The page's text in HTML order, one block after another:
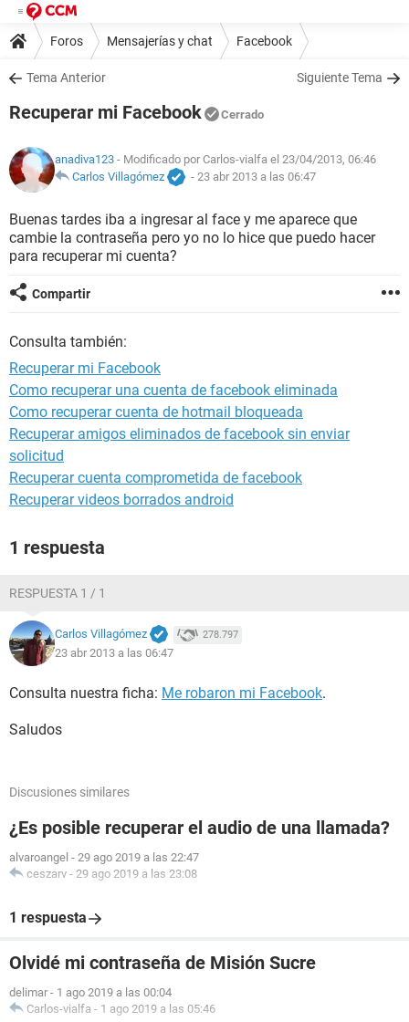
Foros Mensajerías y chat Facebook
Tema Anterior Siguiente Tema
Recuperar mi Facebook Cerrado
anadiva123 - Modificado por Carlos-vialfa el 23/04/2013, 06:46
Carlos Villagómez
- 23 abr 2013 a las 06:47
Buenas tardes iba a ingresar al face y me aparece que
cambie la contraseña pero yo no lo hice que puedo hacer
para recuperar mi cuenta?
Compartir
Consulta también:
Recuperar mi Facebook
Como recuperar una cuenta de facebook eliminada
Como recuperar cuenta de hotmail bloqueada
Recuperar amigos eliminados de facebook sin enviar
solicitud
Recuperar cuenta comprometida de facebook
Recuperar videos borrados android
1 respuesta
RESPUESTA 1 / 1
Carlos Villagómez 278.797
23 abr 2013 a las 06:47
Consulta nuestra ficha: Me robaron mi Facebook.
Saludos
Discusiones similares
¿Es posible recuperar el audio de una llamada?
alvaroangel - 29 ago 2019 a las 22:47
ceszarv - 29 ago 2019 a las 23:08
1 respuesta
Olvidé mi contraseña de Misión Sucre
delimar - 1 ago 2019 a las 00:04
Carlos-vialfa - 1 ago 2019 a las 05:46